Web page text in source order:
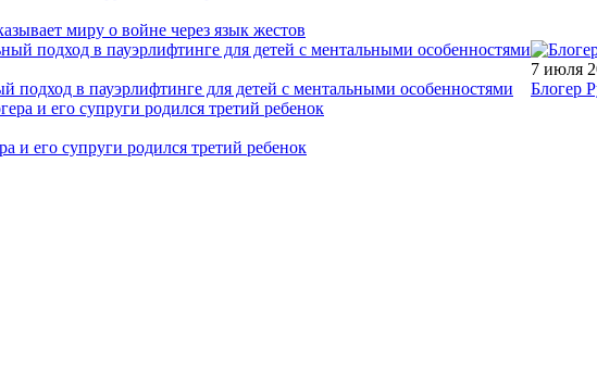
миру о войне через язык жестов
в пауэрлифтинге для детей с ментальными особенностями
7 июля
Блогер
и его супруги родился третий ребенок